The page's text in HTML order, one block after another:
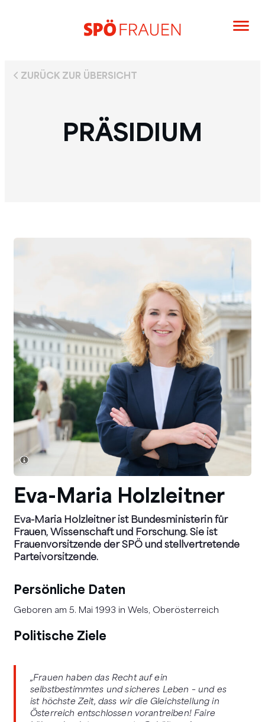
ZURÜCK ZUR ÜBERSICHT
PRÄSIDIUM
Eva-Maria Holzleitner
Eva-Maria Holzleitner ist Bundesministerin für
Frauen, Wissenschaft und Forschung. Sie ist
Frauenvorsitzende der SPÖ und stellvertretende
Parteivorsitzende.
Persönliche Daten
Geboren am 5. Mai 1993 in Wels, Oberösterreich
Politische Ziele
„Frauen haben das Recht auf ein
selbstbestimmtes und sicheres Leben – und es
ist höchste Zeit, dass wir die Gleichstellung in
Österreich entschlossen vorantreiben! Faire